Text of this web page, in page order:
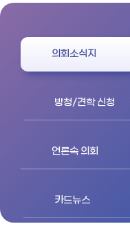
의회소식지
방청/견학 신청
언론속 의회
카드뉴스